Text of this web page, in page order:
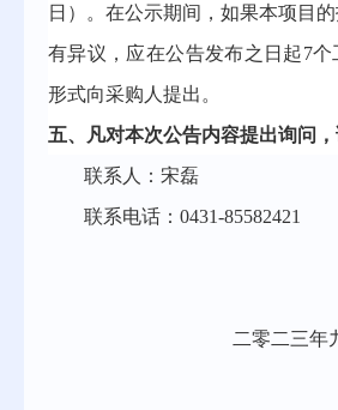
日）
。 在公示期间，如果本项目
有异议，应在公告发布之日起7
形式向采购人提出。
五、凡对本次公告内容提出询问
联系人： 宋磊
联系电话： 0431-85582421
二零二三年